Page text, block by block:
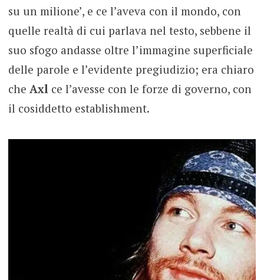
su un milione’, e ce l’aveva con il mondo, con
quelle realtà di cui parlava nel testo, sebbene il
suo sfogo andasse oltre l’immagine superficiale
delle parole e l’evidente pregiudizio; era chiaro
che Axlce l’avesse con le forze di governo, con
il cosiddetto establishment.